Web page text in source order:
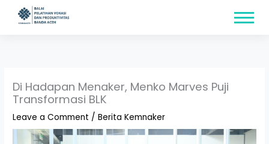
content
Di Hadapan Menaker, Menko Marves Puji
Transformasi BLK
Leave a Comment /Berita Kemnaker